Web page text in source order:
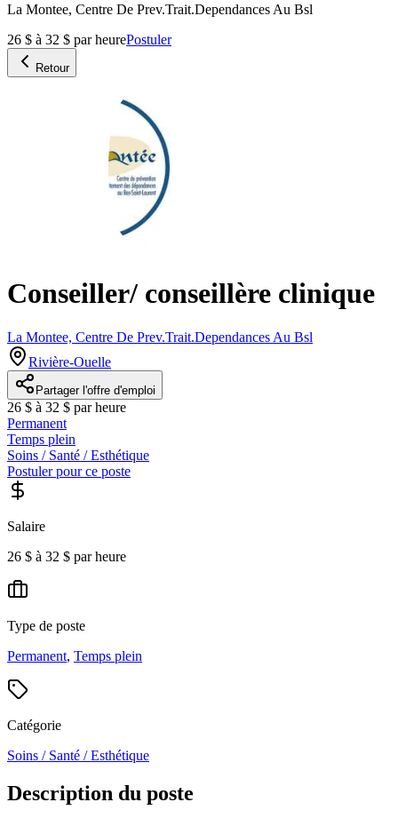
La Montee, Centre De Prev.Trait.Dependances Au Bsl
26 $ à 32 $ par heurePostuler
Retour
Conseiller/ conseillère clinique
La Montee, Centre De Prev.Trait.Dependances Au Bsl
Rivière-Ouelle
Partager l'offre d'emploi
26 $ à 32 $ par heure
Permanent
Temps plein
Soins / Santé / Esthétique
Postuler pour ce poste
Salaire
26 $ à 32 $ par heure
Type de poste
Permanent, Temps plein
Catégorie
Soins / Santé / Esthétique
Description du poste